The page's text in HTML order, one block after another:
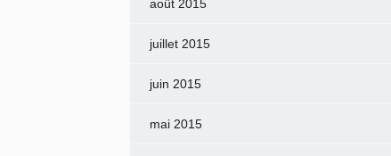
août 2015
juillet 2015
juin 2015
mai 2015